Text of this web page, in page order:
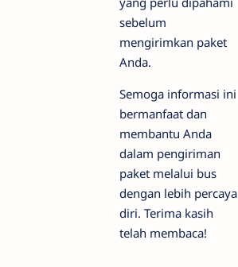
sebelum
mengirimkan paket
Anda.
Semoga informasi ini
bermanfaat dan
membantu Anda
dalam pengiriman
paket melalui bus
dengan lebih percaya
diri. Terima kasih
telah membaca!